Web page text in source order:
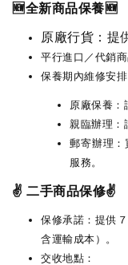
🆕全新商品保養🆕
原廠行貨：提
平行進口／代銷
保養期內維修安排
原廠保養：
親臨辦理：
郵寄辦理：
服務。
✌️ 二手商品保修✌️
保修承諾：提供
含運輸成本）。
交收地點：